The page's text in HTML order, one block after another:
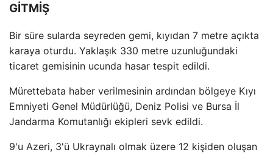
GİTMİŞ
Bir süre sularda seyreden gemi, kıyıdan 7 metre açıkta
karaya oturdu. Yaklaşık 330 metre uzunluğundaki
ticaret gemisinin ucunda hasar tespit edildi.
Mürettebata haber verilmesinin ardından bölgeye Kıyı
Emniyeti Genel Müdürlüğü, Deniz Polisi ve Bursa İl
Jandarma Komutanlığı ekipleri sevk edildi.
9'u Azeri, 3'ü Ukraynalı olmak üzere 12 kişiden oluşan